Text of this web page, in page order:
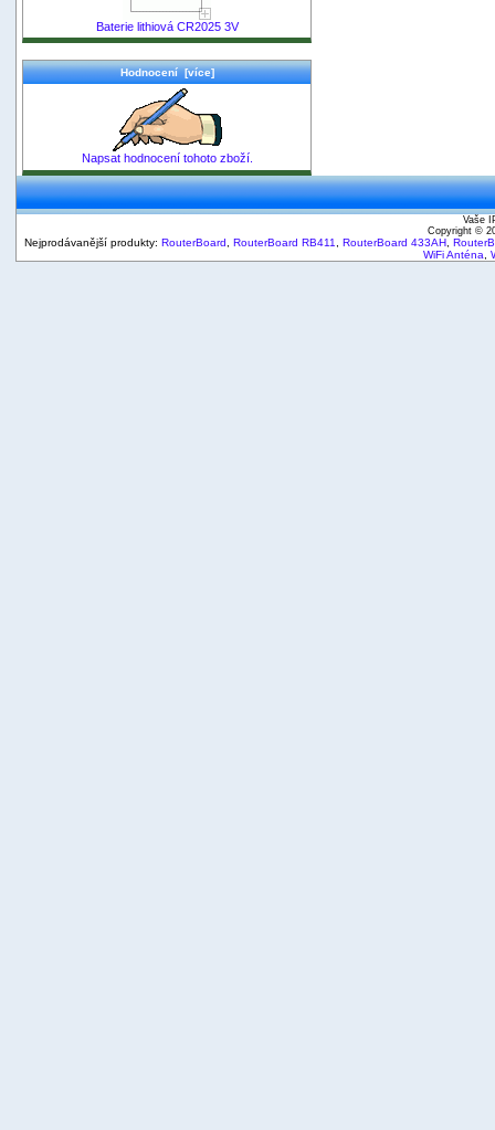
Baterie lithiová CR2025 3V
Hodnocení [více]
Napsat hodnocení tohoto zboží.
Vaše
Copyright ©
Nejprodávanější produkty: RouterBoard RouterBoard RB411 RouterBoard 433AH
WiFi Anténa